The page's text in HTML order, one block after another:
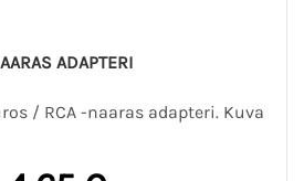
ADAPTERI
/ RCA -naaras adapteri. Kuva